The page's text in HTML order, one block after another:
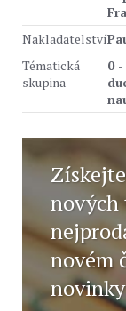
Nakladatelství
Tématická
skupina
0
novém